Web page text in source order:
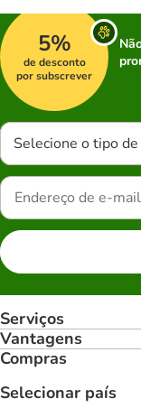
5%
de desconto
por subscrever
Selecione o tipo
Serviços
Vantagens
Compras
Selecionar país